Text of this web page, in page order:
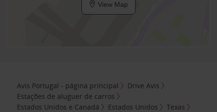
View Map
Avis Portugal - página principal
Drive Avis
Estações de aluguer de carros
Estados Unidos e Canadá
Estados Unidos
Texas